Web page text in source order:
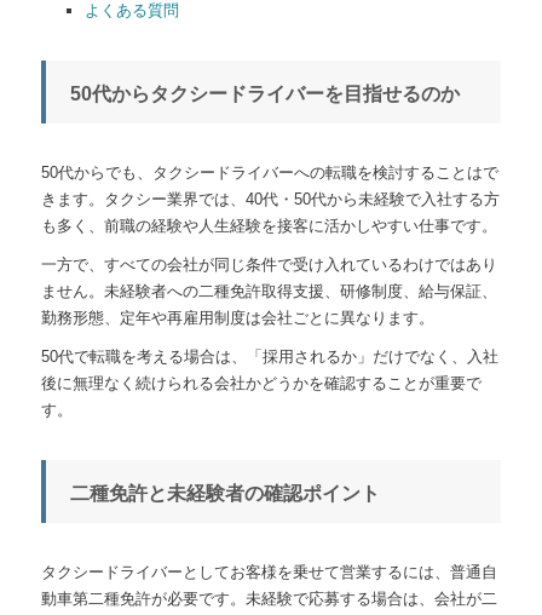
よくある質問
50代からタクシードライバーを目指せるのか
50代からでも、タクシードライバーへの転職を検討することはで
きます。タクシー業界では、40代・50代から未経験で入社する方
も多く、前職の経験や人生経験を接客に活かしやすい仕事です。
一方で、すべての会社が同じ条件で受け入れているわけではあり
ません。未経験者への二種免許取得支援、研修制度、給与保証、
勤務形態、定年や再雇用制度は会社ごとに異なります。
50代で転職を考える場合は、「採用されるか」だけでなく、入社
後に無理なく続けられる会社かどうかを確認することが重要で
す。
二種免許と未経験者の確認ポイント
タクシードライバーとしてお客様を乗せて営業するには、普通自
動車第二種免許が必要です。未経験で応募する場合は、会社が二